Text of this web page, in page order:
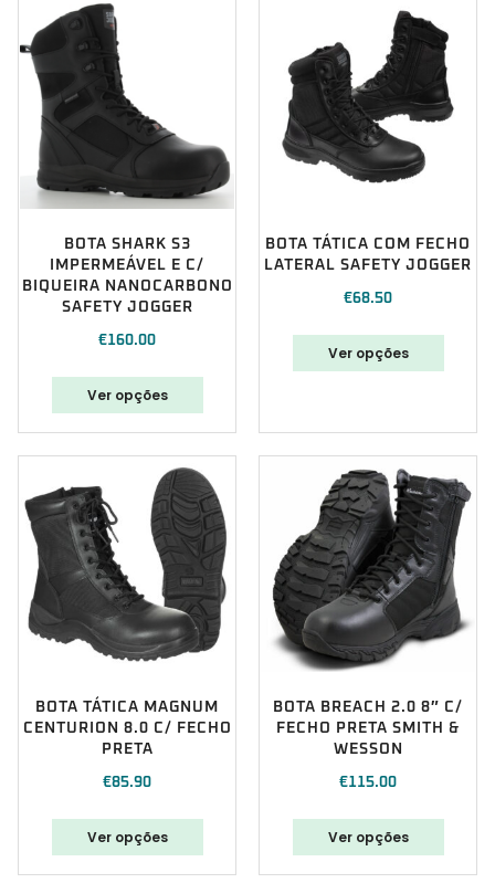
BOTA SHARK S3
IMPERMEÁVEL E C/
BIQUEIRA NANOCARBONO
SAFETY JOGGER
€160.00
Ver opções
BOTA TÁTICA COM FECHO
LATERAL SAFETY JOGGER
€68.50
Ver opções
BOTA TÁTICA MAGNUM
CENTURION 8.0 C/ FECHO
PRETA
€85.90
Ver opções
BOTA BREACH 2.0 8″ C/
FECHO PRETA SMITH &
WESSON
€115.00
Ver opções